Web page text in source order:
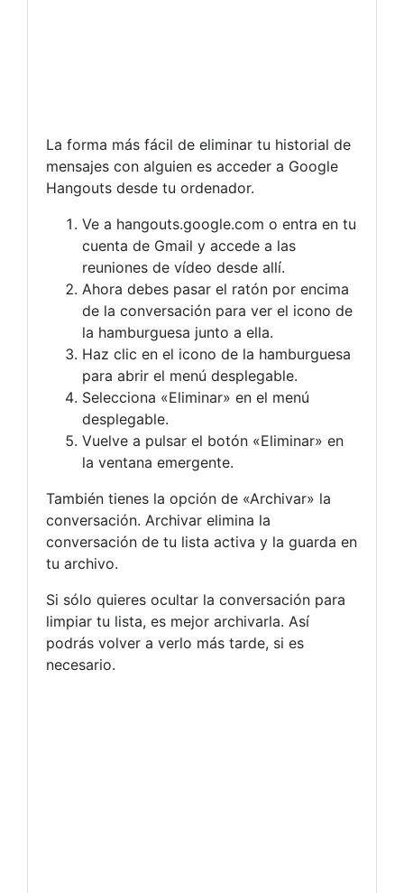
La forma más fácil de eliminar tu historial de
mensajes con alguien es acceder a Google
Hangouts desde tu ordenador.
Ve a hangouts.google.com o entra en tu
cuenta de Gmail y accede a las
reuniones de vídeo desde allí.
Ahora debes pasar el ratón por encima
de la conversación para ver el icono de
la hamburguesa junto a ella.
Haz clic en el icono de la hamburguesa
para abrir el menú desplegable.
Selecciona «Eliminar» en el menú
desplegable.
Vuelve a pulsar el botón «Eliminar» en
la ventana emergente.
También tienes la opción de «Archivar» la
conversación. Archivar elimina la
conversación de tu lista activa y la guarda en
tu archivo.
Si sólo quieres ocultar la conversación para
limpiar tu lista, es mejor archivarla. Así
podrás volver a verlo más tarde, si es
necesario.